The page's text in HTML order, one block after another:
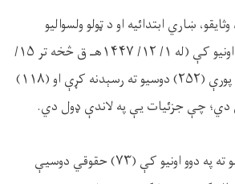
ښاري ابتدائیه او د ټولو ولسواليو
ابتدائیه محاکمو په دوو اونيو کې (له ۱/ ۱۲/ ۱۴۴۷هـ ق څخه تر ۱۵/
۱۲/ ۱۴۴۷هـ ق) نېټې پورې (۲۵۲) دوسيو ته رسېدنه کړې او (۱۱۸)
دي؛ چې جزئيات يې په لاندې ډول دي.
د ننګرهار ولایت محاکمو ته په دوو اونيو کې (۷۳) حقوقي دوسيې